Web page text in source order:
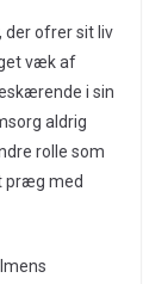
der ofrer sit liv
væk af
i sin
aldrig
rolle som
præg med